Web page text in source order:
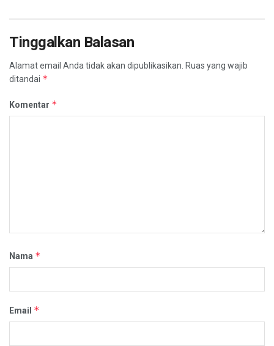
Tinggalkan Balasan
Alamat email Anda tidak akan dipublikasikan. Ruas yang wajib
ditandai *
Komentar *
Nama *
Email *